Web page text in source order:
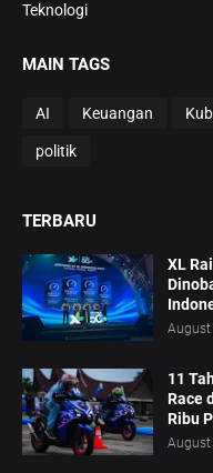
Teknologi
MAIN TAGS
AI Keuangan
politik
TERBARU
XL
August
11
Race
Ribu
August